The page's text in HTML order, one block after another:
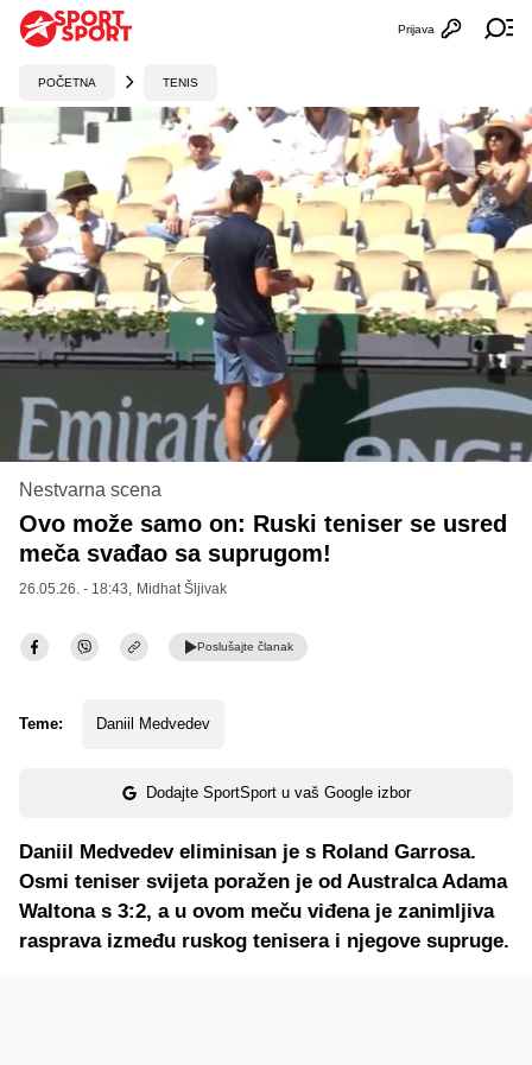
Otvori
Prijava
POČETNA TENIS
Nestvarna scena
Ovo može samo on: Ruski teniser se usred
meča svađao sa suprugom!
26.05.26. - 18:43, Midhat Šljivak
Poslušajte članak
Teme: Daniil Medvedev
Dodajte SportSport u vaš Google izbor
Daniil Medvedev eliminisan je s Roland Garrosa.
Osmi teniser svijeta poražen je od Australca Adama
Waltona s 3:2, a u ovom meču viđena je zanimljiva
rasprava između ruskog tenisera i njegove supruge.